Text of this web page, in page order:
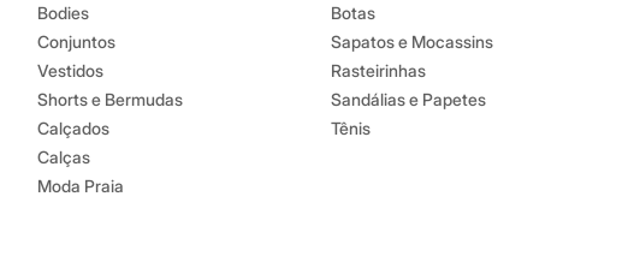
Bodies
Conjuntos
Vestidos
Shorts e Bermudas
Calçados
Calças
Moda Praia
Botas
Sapatos e Mocassins
Rasteirinhas
Sandálias e Papetes
Tênis